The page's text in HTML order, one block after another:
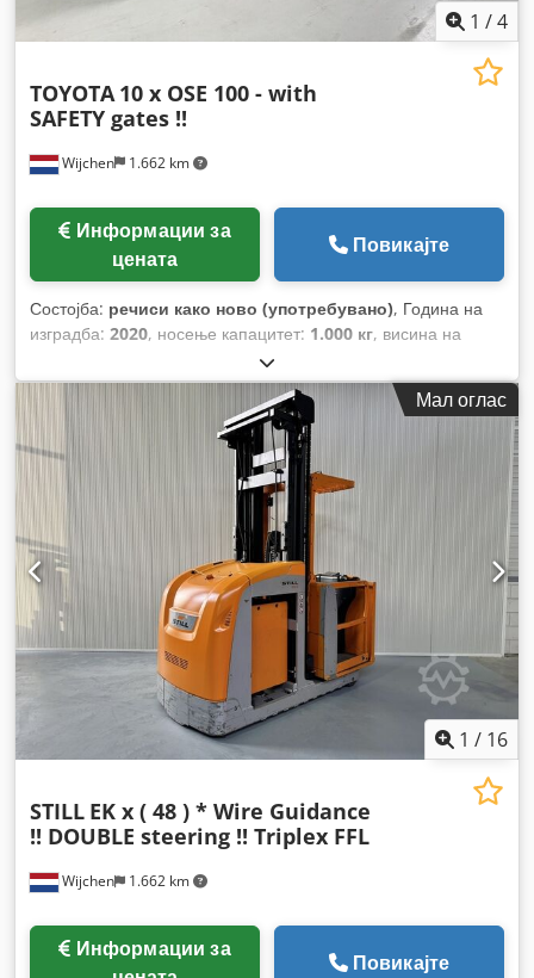
1 /4
Wijchen 1.662 km
TOYOTA 10 x OSE 100 - with
SAFETY gates !!
цената
Повикајте
Состојба: речиси како ново (употребувано), Година на
изградба: 2020, носење капацитет: 1.000 кг, висина на
, градежна височина:
работни часови:3.102 h, тип на гориво:електричен, тип на
јарбол:
Мал оглас
1 / 16
Wijchen 1.662 km
STILL EK x ( 48 ) * Wire Guidance
!! DOUBLE steering !! Triplex FFL
Повикајте